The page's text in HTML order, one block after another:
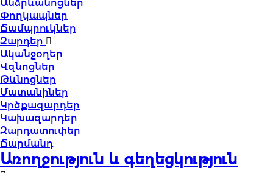
Անձրևանոցներ
Փողկապներ
Ճամպրուկներ
Զարդեր
Ականջօղեր
Վզնոցներ
Թևնոցներ
Մատանիներ
Կրծքազարդեր
Կախազարդեր
Զարդատուփեր
Ճարմանդ
Առողջություն և գեղեցկություն